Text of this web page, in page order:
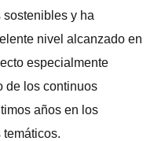
sostenibles y ha
nivel alcanzado en
especialmente
de los continuos
años en los
temáticos.